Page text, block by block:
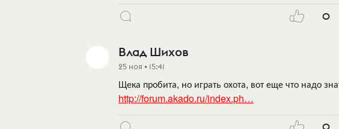
0
Влад Шихов
25 ноя • 15:41
Щека пробита, но играть охота, вот еще что надо
http://forum.akado.ru/index.ph…
0